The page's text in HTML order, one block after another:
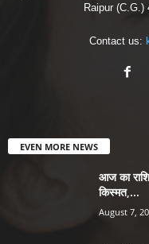
Raipur (C.G.)
Contact us:
EVEN MORE NEWS
आज का
किस्मत,...
August 7,